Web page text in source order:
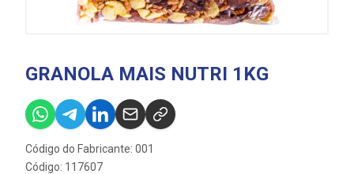
GRANOLA MAIS NUTRI 1KG
Código do Fabricante: 001
Código: 117607